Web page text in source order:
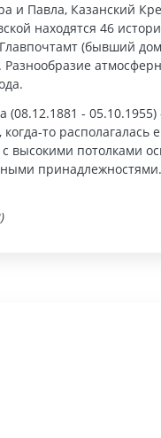
и Павла, Казанский
находятся 46
(бывший
-
то располагалась
с высокими потолками
принадлежностями.